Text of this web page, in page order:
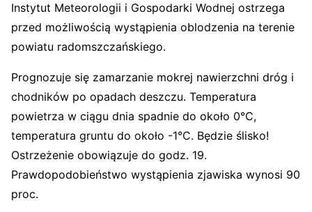
Instytut Meteorologii i Gospodarki Wodnej ostrzega
przed możliwością wystąpienia oblodzenia na terenie
powiatu radomszczańskiego.
Prognozuje się zamarzanie mokrej nawierzchni dróg i
chodników po opadach deszczu. Temperatura
powietrza w ciągu dnia spadnie do około 0°C,
temperatura gruntu do około -1°C. Będzie ślisko!
Ostrzeżenie obowiązuje do godz. 19.
Prawdopodobieństwo wystąpienia zjawiska wynosi 90
proc.